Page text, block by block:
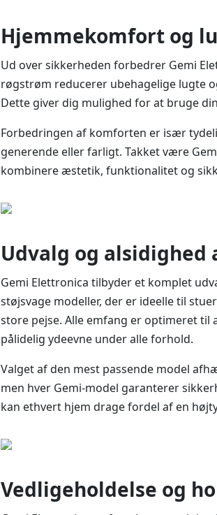
Hjemmekomfort og
Ud over sikkerheden forbedrer Gemi
røgstrøm reducerer ubehagelige lugte
Dette giver dig mulighed for at bruge
Forbedringen af komforten er især
generende eller farligt. Takket være
kombinere æstetik, funktionalitet og
Udvalg og alsidighed
Gemi Elettronica tilbyder et komplet
støjsvage modeller, der er ideelle til
store pejse. Alle emfang er optimeret
pålidelig ydeevne under alle forhold.
Valget af den mest passende model
men hver Gemi-model garanterer
kan ethvert hjem drage fordel af en
Vedligeholdelse og